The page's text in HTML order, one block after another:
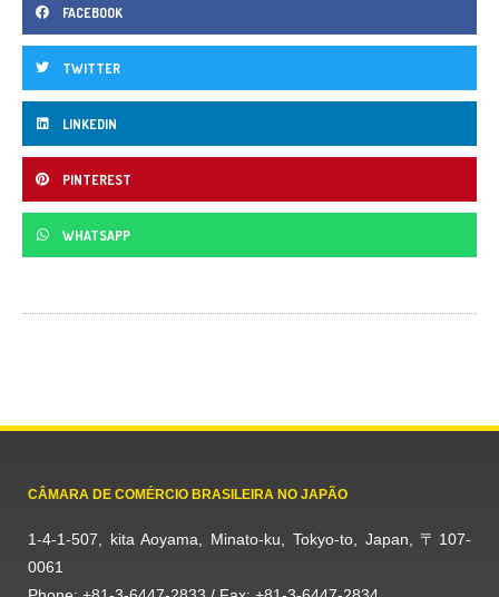
FACEBOOK
TWITTER
LINKEDIN
PINTEREST
WHATSAPP
CÂMARA DE COMÉRCIO BRASILEIRA NO JAPÃO
1-4-1-507, kita Aoyama, Minato-ku, Tokyo-to, Japan, 〒107-
0061